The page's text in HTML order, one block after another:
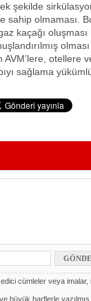
şekilde
sahip olmaması.
kaçağı
otellere
sağlama
cümleler veya imalar,
büyük harflerle